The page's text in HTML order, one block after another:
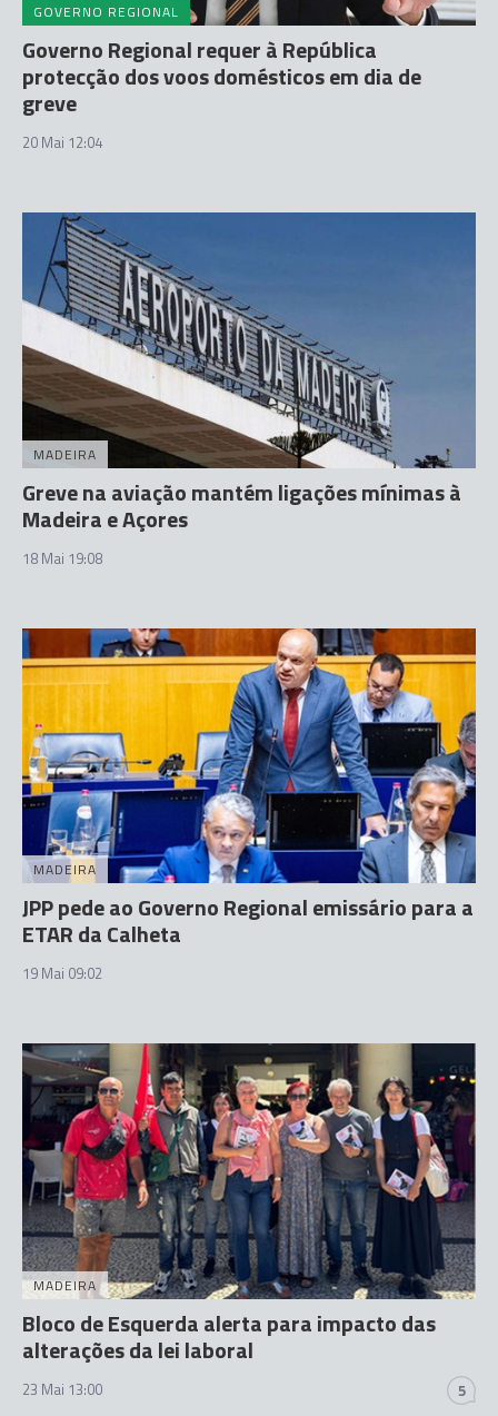
GOVERNO REGIONAL
Governo Regional requer à República
protecção dos voos domésticos em dia de
greve
20 Mai 12:04
MADEIRA
Greve na aviação mantém ligações mínimas à
Madeira e Açores
18 Mai 19:08
MADEIRA
JPP pede ao Governo Regional emissário para a
ETAR da Calheta
19 Mai 09:02
MADEIRA
Bloco de Esquerda alerta para impacto das
alterações da lei laboral
23 Mai 13:00 5